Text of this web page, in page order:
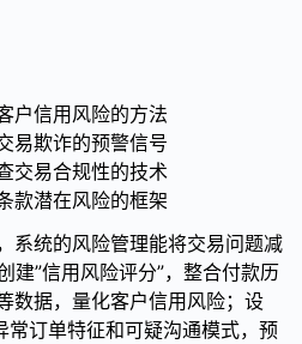
户信用风险的方法
易欺诈的预警信号
交易合规性的技术
款潜在风险的框架
系统的风险管理能将交易问题减
建”信用风险评分”，整合付款历
数据，量化客户信用风险；设
常订单特征和可疑沟通模式，预